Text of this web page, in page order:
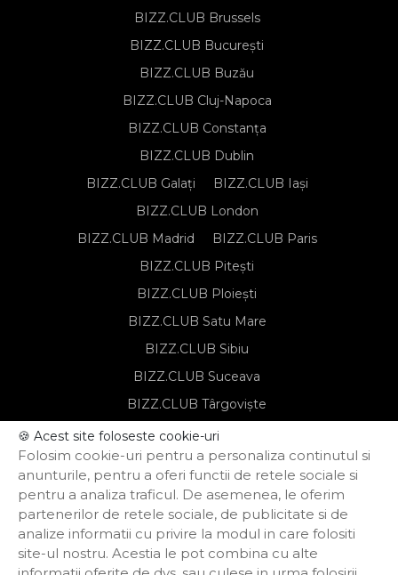
BIZZ.CLUB Brussels
BIZZ.CLUB București
BIZZ.CLUB Buzău
BIZZ.CLUB Cluj-Napoca
BIZZ.CLUB Constanța
BIZZ.CLUB Dublin
BIZZ.CLUB Galați
BIZZ.CLUB Iași
BIZZ.CLUB London
BIZZ.CLUB Madrid
BIZZ.CLUB Paris
BIZZ.CLUB Pitești
BIZZ.CLUB Ploiești
BIZZ.CLUB Satu Mare
BIZZ.CLUB Sibiu
BIZZ.CLUB Suceava
BIZZ.CLUB Târgoviște
BIZZ.CLUB Târgu Mureș
BIZZ.CLUB Timișoara
Notă de informare privind prelucrarea
datelor personale
Regulament de organizare și
🍪 Acest site foloseste cookie-uri
Folosim cookie-uri pentru a personaliza continutul si
anunturile, pentru a oferi functii de retele sociale si
pentru a analiza traficul. De asemenea, le oferim
partenerilor de retele sociale, de publicitate si de
analize informatii cu privire la modul in care folositi
site-ul nostru. Acestia le pot combina cu alte